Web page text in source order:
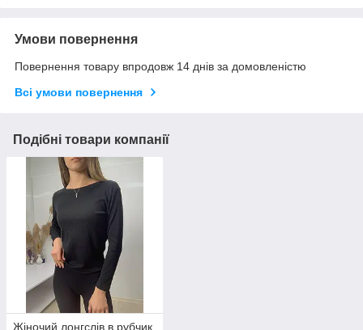
Умови повернення
Повернення товару впродовж 14 днів за домовленістю
Всі умови повернення
Подібні товари компанії
Жіночий лонгслів в рубчик,